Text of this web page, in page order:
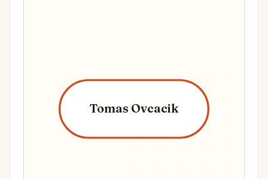
Tomas Ovcacik